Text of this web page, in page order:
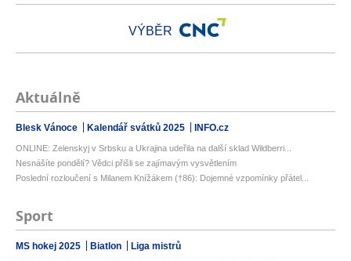
VÝBĚR
Aktuálně
Blesk Vánoce Kalendář svátků 2025 INFO.cz
ONLINE: Zelenskyj v Srbsku a Ukrajina udeřila na další sklad Wildberri...
Nesnášíte pondělí? Vědci přišli se zajímavým vysvětlením
Poslední rozloučení s Milanem Knížákem (†86): Dojemné vzpomínky přátel...
Sport
MS hokej 2025 Biatlon Liga mistrů